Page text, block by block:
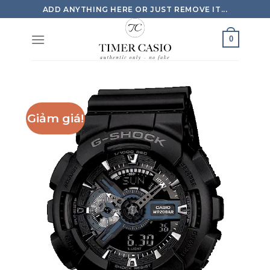
to
content
ADD ANYTHING HERE OR JUST REMOVE IT...
0
Giảm giá!